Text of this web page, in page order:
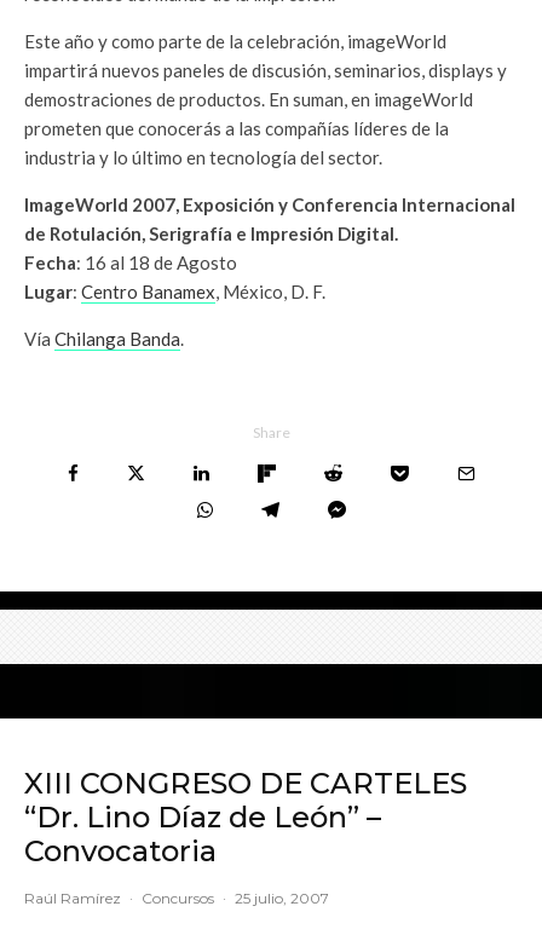
Este año y como parte de la celebración, imageWorld
impartirá nuevos paneles de discusión, seminarios, displays y
demostraciones de productos. En suman, en imageWorld
prometen que conocerás a las compañías líderes de la
industria y lo último en tecnología del sector.
ImageWorld 2007, Exposición y Conferencia Internacional
de Rotulación, Serigrafía e Impresión Digital.
Fecha: 16 al 18 de Agosto
Lugar: Centro Banamex, México, D. F.
Vía Chilanga Banda.
Share
XIII CONGRESO DE CARTELES
“Dr. Lino Díaz de León” –
Convocatoria
Raúl Ramírez · Concursos · 25 julio, 2007